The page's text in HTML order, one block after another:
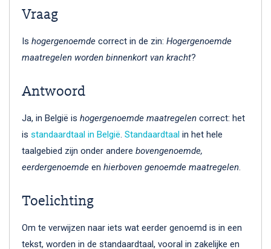
Vraag
Is hogergenoemde correct in de zin: Hogergenoemde
maatregelen worden binnenkort van kracht?
Antwoord
Ja, in België is hogergenoemde maatregelen correct: het
is standaardtaal in België. Standaardtaal in het hele
taalgebied zijn onder andere bovengenoemde,
eerdergenoemde en hierboven genoemde maatregelen.
Toelichting
Om te verwijzen naar iets wat eerder genoemd is in een
tekst, worden in de standaardtaal, vooral in zakelijke en